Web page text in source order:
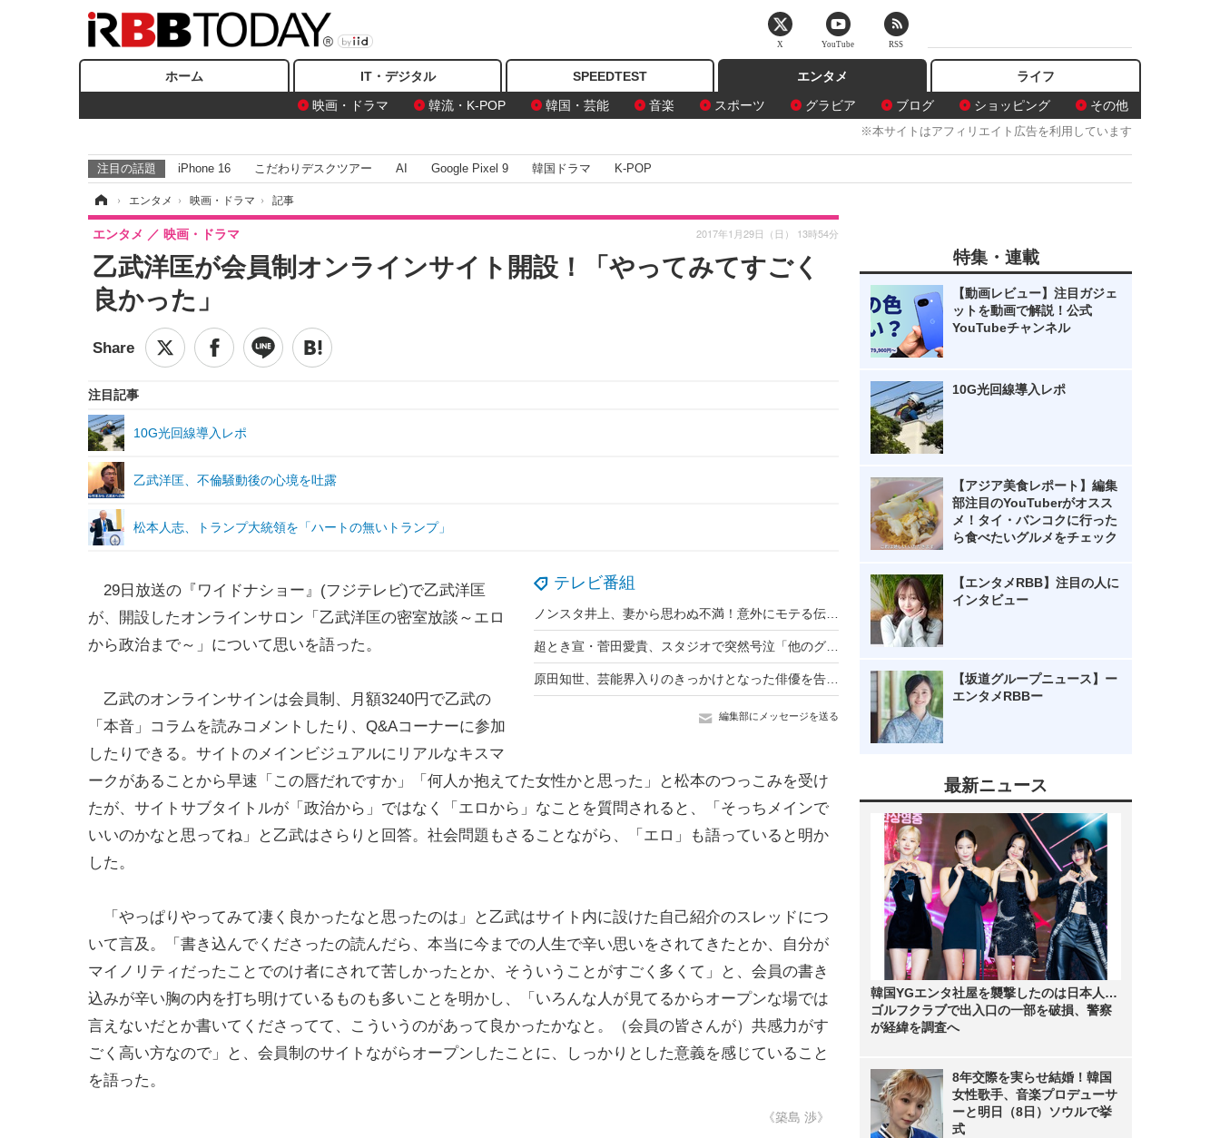
ホーム IT・デジタル SPEEDTEST
エンタメ
映画・ドラマ
韓流・K-POP 韓国・芸能 音楽 スポーツ グラビア ブログ ショッピング その他
ライフ
※本サイトはアフィリエイト広告を利用しています
注目の話題 iPhone 16 こだわりデスクツアー AI Google Pixel 9 韓国ドラマ K-POP
› エンタメ › 映画・ドラマ › 記事
乙武洋匡が会員制オンラインサイト開設！「やってみてすごく
良かった」
エンタメ 映画・ドラマ 2017年1月29日（日） 13時54分
注目記事
10G光回線導入レポ
乙武洋匡、不倫騒動後の心境を吐露
松本人志、トランプ大統領を「ハートの無いトランプ」
テレビ番組
編集部にメッセージを送る
29日放送の『ワイドナショー』(フジテレビ)で乙武洋匡
が、開設したオンラインサロン「乙武洋匡の密室放談～エロ
から政治まで～」について思いを語った。
乙武のオンラインサインは会員制、月額3240円で乙武の
「本音」コラムを読みコメントしたり、Q&Aコーナーに参加
したりできる。サイトのメインビジュアルにリアルなキスマ
ークがあることから早速「この唇だれですか」「何人か抱えてた女性かと思った」と松本のつっこみを受け
たが、サイトサブタイトルが「政治から」ではなく「エロから」なことを質問されると、「そっちメインで
いいのかなと思ってね」と乙武はさらりと回答。社会問題もさることながら、「エロ」も語っていると明か
した。
「やっぱりやってみて凄く良かったなと思ったのは」と乙武はサイト内に設けた自己紹介のスレッドにつ
いて言及。「書き込んでくださったの読んだら、本当に今までの人生で辛い思いをされてきたとか、自分が
マイノリティだったことでのけ者にされて苦しかったとか、そういうことがすごく多くて」と、会員の書き
込みが辛い胸の内を打ち明けているものも多いことを明かし、「いろんな人が見てるからオープンな場では
言えないだとか書いてくださってて、こういうのがあって良かったかなと。（会員の皆さんが）共感力がす
ごく高い方なので」と、会員制のサイトながらオープンしたことに、しっかりとした意義を感じていること
を語った。
《築島 渉》
特集・連載
【動画レビュー】注目ガジェ
ットを動画で解説！公式
YouTubeチャンネル
10G光回線導入レポ
【アジア美食レポート】編集
部注目のYouTuberがオスス
メ！タイ・バンコクに行った
ら食べたいグルメをチェック
【エンタメRBB】注目の人に
インタビュー
【坂道グループニュース】ー
エンタメRBBー
最新ニュース
韓国YGエンタ社屋を襲撃したのは日本人…
ゴルフクラブで出入口の一部を破損、警察
が経緯を調査へ
8年交際を実らせ結婚！韓国
女性歌手、音楽プロデューサ
ーと明日（8日）ソウルで挙
式
X YouTube RSS